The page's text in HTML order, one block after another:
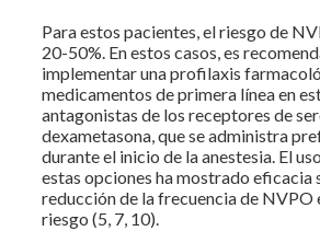
Para estos pacientes, el riesgo de
20-50%. En estos casos, es
implementar una profilaxis
medicamentos de primera línea en
antagonistas de los receptores de
dexametasona, que se administra
durante el inicio de la anestesia. El
estas opciones ha mostrado eficacia
reducción de la frecuencia de NVPO
riesgo (5, 7, 10).